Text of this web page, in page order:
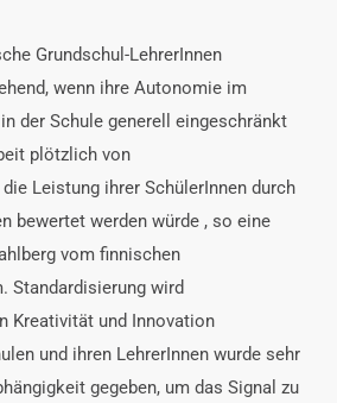
Grundschul-LehrerInnen
wenn ihre Autonomie im
der Schule generell eingeschränkt
plötzlich von
Leistung ihrer SchülerInnen durch
bewertet werden würde , so eine
vom finnischen
Standardisierung wird
Kreativität und Innovation
und ihren LehrerInnen wurde sehr
gegeben, um das Signal zu